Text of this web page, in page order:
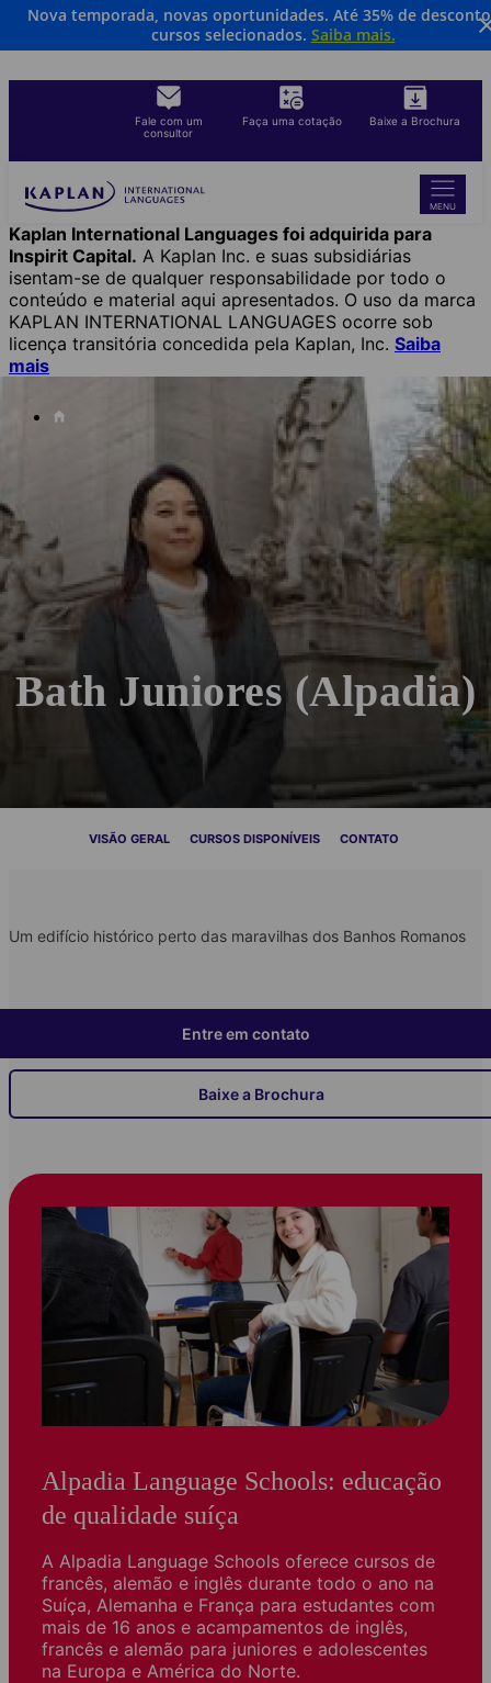
Skip
content
Fale com um
consultor
Faça uma cotação Baixe a Brochura
MENU
Kaplan International Languages foi adquirida para
Inspirit Capital. A Kaplan Inc. e suas subsidiárias
isentam-se de qualquer responsabilidade por todo o
conteúdo e material aqui apresentados. O uso da marca
KAPLAN INTERNATIONAL LANGUAGES ocorre sob
licença transitória concedida pela Kaplan, Inc. Saiba
mais
Nova temporada, novas oportunidades. Até 35% de
cursos selecionados. Saiba mais.
Bath Juniores (Alpadia)
VISÃO GERAL CURSOS DISPONÍVEIS CONTATO
Um edifício histórico perto das maravilhas dos Banhos Romanos
Entre em contato
Baixe a Brochura
Alpadia Language Schools: educação
de qualidade suíça
A Alpadia Language Schools ​​oferece cursos de
francês, alemão e inglês durante todo o ano na
Suíça, Alemanha e França para estudantes com
mais de 16 anos e acampamentos de inglês,
francês e alemão para juniores e adolescentes
na Europa e América do Norte.